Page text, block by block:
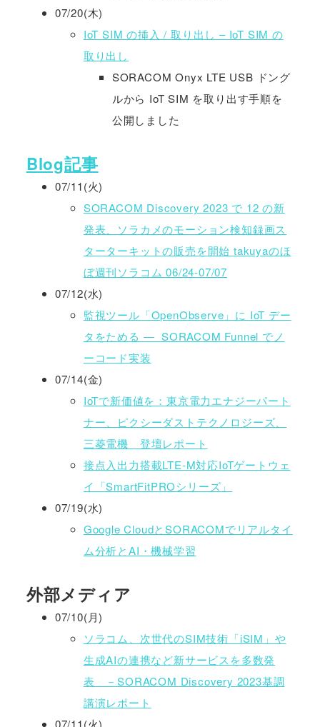
07/20(木)
IoT SIM の挿入 / 取り出し – IoT SIM の
取り出し
SORACOM Onyx LTE USB ドング
ルから IoT SIM を取り出す手順を
公開しました
Blog記事
07/11(火)
SORACOM Discovery 2023 で 12 の新
発表、ソラカメのモーション検知録画ス
ターターキットの販売を開始 takuyaのほ
ぼ週刊ソラコム 06/24-07/07
07/12(水)
監視ツール「OpenObserve」に IoT デー
タをためる ― SORACOM Funnel でノ
ーコード実装
07/14(金)
IoTで新価値を：東京電力エナジーパート
ナー、ピクシーダストテクノロジーズ、
三菱電機 登壇レポート
接点入出力搭載LTE-M対応IoTゲートウェ
イ「SmartFitPROシリーズ」
07/19(水)
Google CloudとSORACOMでリアルタイ
ム分析とAI・機械学習
外部メディア
07/10(月)
ソラコム、次世代のSIM技術「iSIM」や
生成AIの連携など新サービスを多数発
表 －SORACOM Discovery 2023基調
講演レポート
07/11(火)